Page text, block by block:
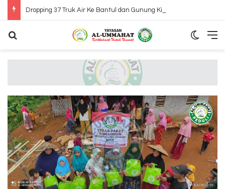
Dropping 37 Truk Air Ke Bantul dan Gunung Kidul Yogyakarta